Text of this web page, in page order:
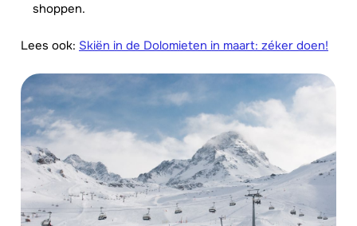
shoppen.
Lees ook: Skiën in de Dolomieten in maart: zéker doen!